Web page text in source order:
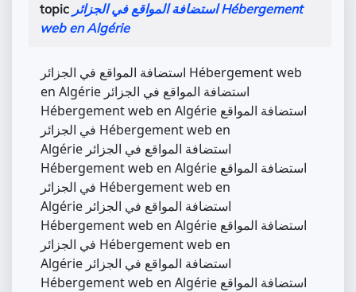
topic استضافة المواقع في الجزائر Hébergement
web en Algérie
استضافة المواقع في الجزائر Hébergement web
en Algérie استضافة المواقع في الجزائر
Hébergement web en Algérie استضافة المواقع
في الجزائر Hébergement web en
Algérie استضافة المواقع في الجزائر
Hébergement web en Algérie استضافة المواقع
في الجزائر Hébergement web en
Algérie استضافة المواقع في الجزائر
Hébergement web en Algérie استضافة المواقع
في الجزائر Hébergement web en
Algérie استضافة المواقع في الجزائر
Hébergement web en Algérie استضافة المواقع